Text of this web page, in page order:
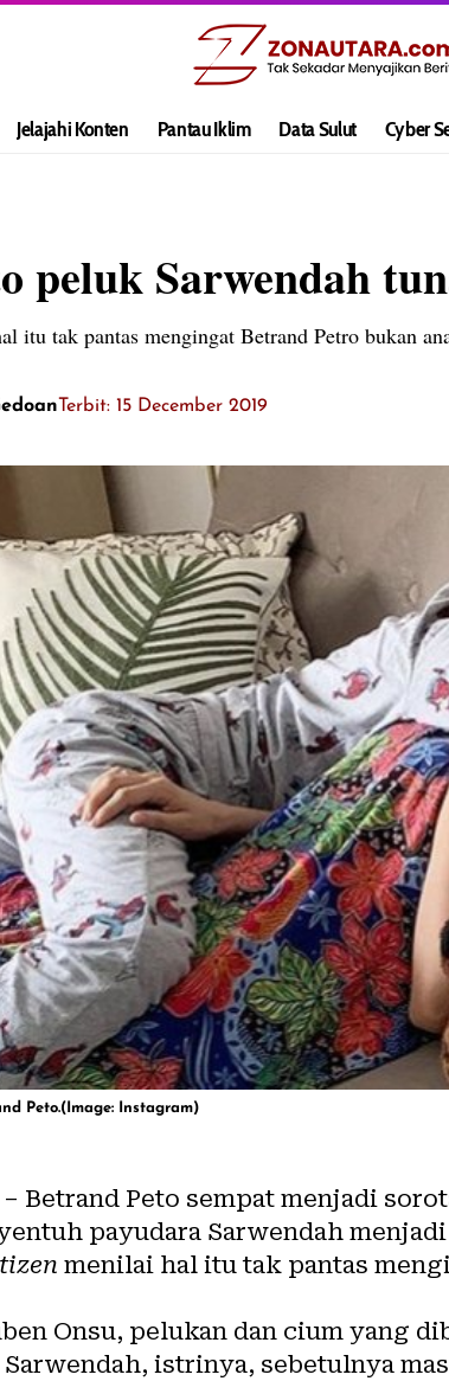
Jelajahi Konten Pantau Iklim Data Sulut Cyber
peluk Sarwendah
itu tak pantas mengingat Betrand Petro bukan
Terbit: 15 December 2019
Peto.(Image: Instagram)
– Betrand Peto sempat menjadi
payudara Sarwendah
menilai hal itu tak pantas
Onsu, pelukan dan cium yang
istrinya, sebetulnya